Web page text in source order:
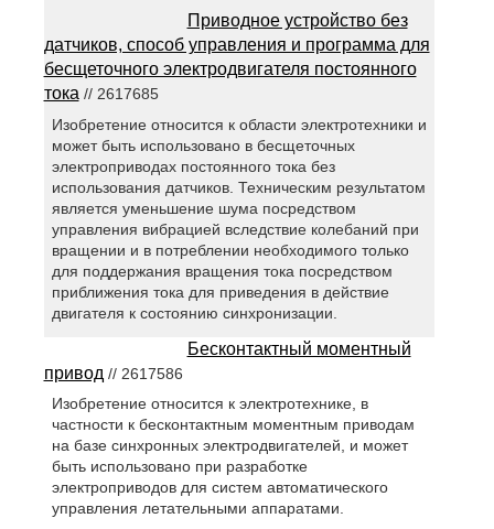
Приводное устройство без
датчиков, способ управления и программа для
бесщеточного электродвигателя постоянного
тока// 2617685
Изобретение относится к области электротехники и
может быть использовано в бесщеточных
электроприводах постоянного тока без
использования датчиков. Техническим результатом
является уменьшение шума посредством
управления вибрацией вследствие колебаний при
вращении и в потреблении необходимого только
для поддержания вращения тока посредством
приближения тока для приведения в действие
двигателя к состоянию синхронизации.
Бесконтактный моментный
привод // 2617586
Изобретение относится к электротехнике, в
частности к бесконтактным моментным приводам
на базе синхронных электродвигателей, и может
быть использовано при разработке
электроприводов для систем автоматического
управления летательными аппаратами.